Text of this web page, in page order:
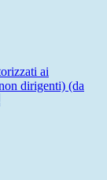
ai
dirigenti) (da